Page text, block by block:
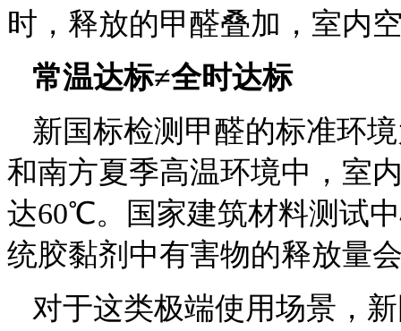
时，释放的甲醛叠加，室内
常温达标≠全时达标
新国标检测甲醛的标准环
和南方夏季高温环境中，室
达60℃。国家建筑材料测试
统胶黏剂中有害物的释放量
对于这类极端使用场景，